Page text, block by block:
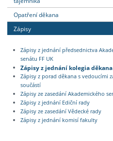
Opatření děkana
Zápisy
Zápisy z jednání předsednictva
senátu FF UK
Zápisy z jednání kolegia děkana
Zápisy z porad děkana s vedoucími
součástí
Zápisy ze zasedání Akademického
Zápisy z jednání Ediční rady
Zápisy ze zasedání Vědecké rady
Zápisy z jednání komisí fakulty